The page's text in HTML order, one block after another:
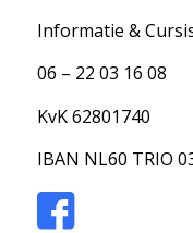
Informatie &
06 – 22 03 16 08
KvK 62801740
IBAN NL60 TRIO